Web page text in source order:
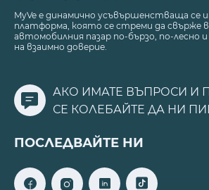
MyVe е динамично усъвършенстваща се
платформа, която се стреми да свърже
автомобилния пазар по-бързо, по-лесно
на взаимно доверие.
АКО ИМАТЕ ВЪПРОСИ И
СЕ КОЛЕБАЙТЕ ДА НИ
ПОСЛЕДВАЙТЕ НИ